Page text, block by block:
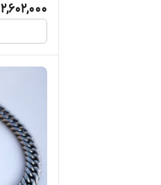
2,602,000